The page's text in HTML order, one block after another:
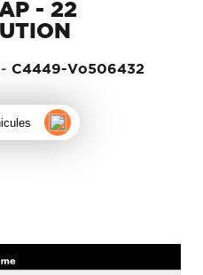
- 22
- C4449-Vo506432